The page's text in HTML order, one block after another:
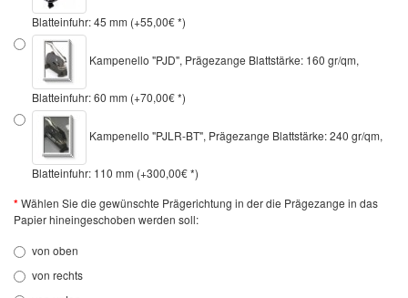
Blatteinfuhr: 45 mm (+55,00€ *)
Kampenello "PJD", Prägezange Blattstärke: 160 gr/qm,
Blatteinfuhr: 60 mm (+70,00€ *)
Kampenello "PJLR-BT", Prägezange Blattstärke: 240 gr/qm,
Blatteinfuhr: 110 mm (+300,00€ *)
Wählen Sie die gewünschte Prägerichtung in der die Prägezange in das
Papier hineingeschoben werden soll:
von oben
von rechts